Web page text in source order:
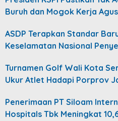
Buruh dan Mogok Kerja
ASDP Terapkan Standar
Keselamatan Nasional
Turnamen Golf Wali Kota
Ukur Atlet Hadapi Porprov
Penerimaan PT Siloam
Hospitals Tbk Meningkat